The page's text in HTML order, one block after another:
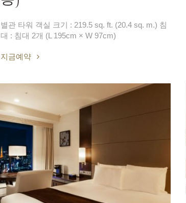
별관 타워 객실 크기 : 219.5 sq. ft. (20.4 sq. m.) 침
대 : 침대 2개 (L 195cm × W 97cm)
지금예약